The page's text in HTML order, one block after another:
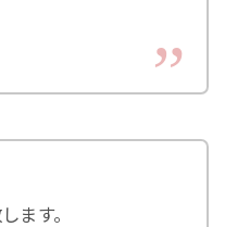
ます。